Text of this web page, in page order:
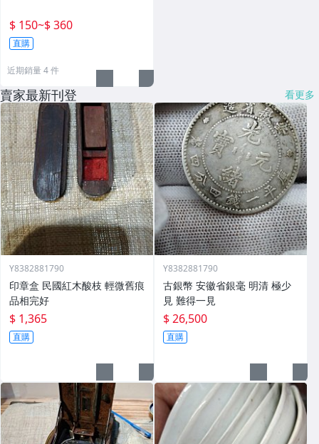
$ 150~$ 360
直購
近期銷量 4 件
賣家最新刊登 看更多
Y8382881790
印章盒 民國紅木酸枝 輕微舊痕
品相完好
$ 1,365
直購
Y8382881790
古銀幣 安徽省銀毫 明清 極少
見 難得一見
$ 26,500
直購